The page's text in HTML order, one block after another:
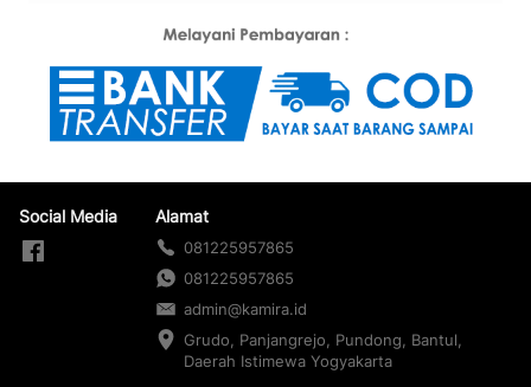
Social Media Alamat
081225957865
081225957865
admin@kamira.id
Grudo, Panjangrejo, Pundong, Bantul,
Daerah Istimewa Yogyakarta